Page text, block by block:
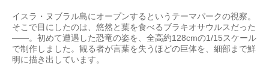
イスラ・ヌブラル島にオープンするというテーマパークの視察。
そこで目にしたのは、悠然と葉を食べるブラキオサウルスだった
——。初めて遭遇した恐竜の姿を、全高約128cmの1/15スケール
で制作しました。観る者が言葉を失うほどの巨体を、細部まで鮮
明に描き出しています。